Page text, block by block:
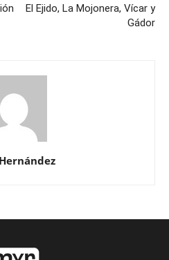
El Ejido, La Mojonera, Vícar y
Gádor